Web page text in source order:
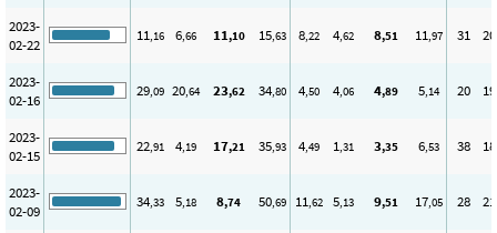
2023-
02-22
11,16 6,66 11,10 15,63 8,22 4,62 8,51 11,97 31 20
2023-
02-16
29,09 20,64 23,62 34,80 4,50 4,06 4,89 5,14 20 19
2023-
02-15
22,91 4,19 17,21 35,93 4,49 1,31 3,35 6,53 38 18
2023-
02-09
34,33 5,18 8,74 50,69 11,62 5,13 9,51 17,05 28 21